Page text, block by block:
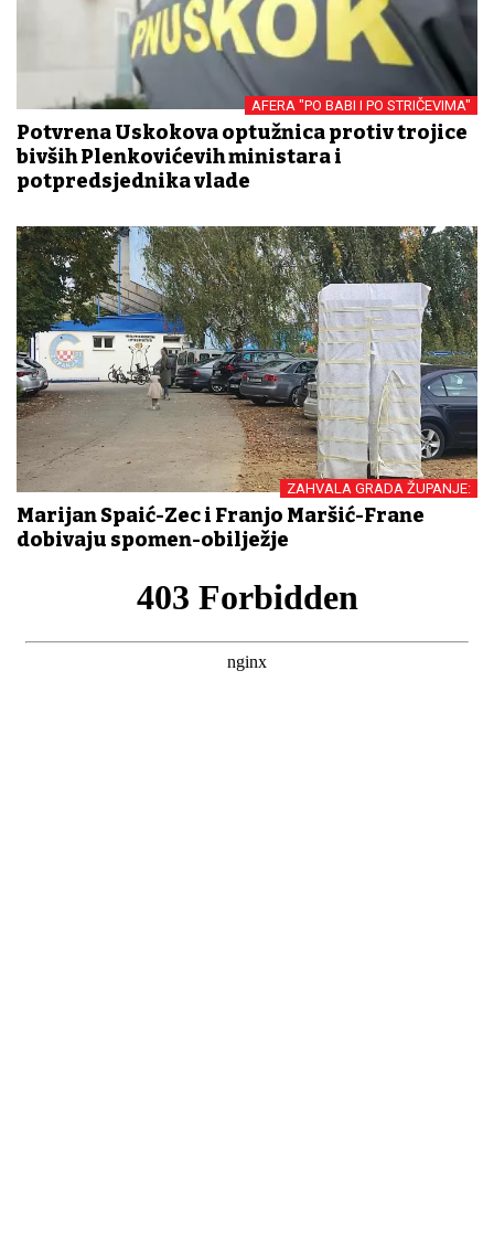
AFERA "PO BABI I PO STRIČEVIMA"
Potvrđena Uskokova optužnica protiv trojice
bivših Plenkovićevih ministara i
potpredsjednika vlade
ZAHVALA GRADA ŽUPANJE:
Marijan Spaić-Zec i Franjo Maršić-Frane
dobivaju spomen-obilježje